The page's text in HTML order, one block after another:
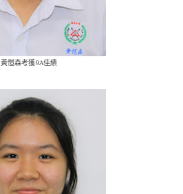
黃愷森考獲9A佳績